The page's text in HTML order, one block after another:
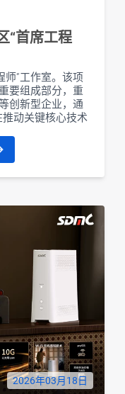
“首席工程
师”工作室。该项
要组成部分，重
创新型企业，通
动关键核心技术
2026年03月18日